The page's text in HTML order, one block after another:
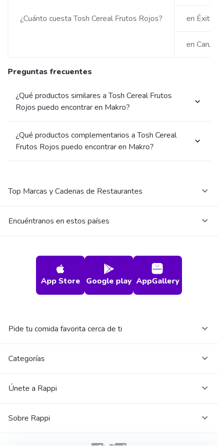
¿Cuánto cuesta Tosh Cereal Frutos Rojos? en Éxito
en
Preguntas frecuentes
¿Qué productos similares a Tosh Cereal Frutos
Rojos puedo encontrar en Makro?
¿Qué productos complementarios a Tosh Cereal
Frutos Rojos puedo encontrar en Makro?
Top Marcas y Cadenas de Restaurantes
Encuéntranos en estos países
App Store Google play AppGallery
Pide tu comida favorita cerca de ti
Categorías
Únete a Rappi
Sobre Rappi